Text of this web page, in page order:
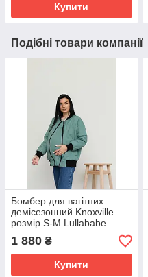
Купити
Подібні товари компанії
Бомбер для вагітних
демісезонний Knoxville
розмір S-М Lullababe
Оливковий
1 880 ₴
Купити